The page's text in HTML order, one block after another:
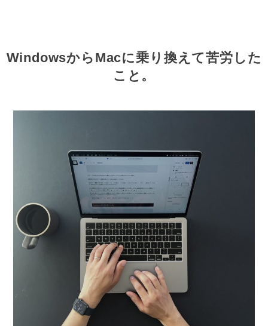
WindowsからMacに乗り換えて苦労した
こと。